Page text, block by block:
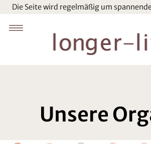
Die Seite wird regelmäßig um
Unsere